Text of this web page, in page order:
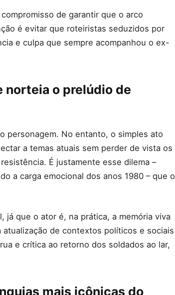
de garantir que o arco
é evitar que roteiristas seduzidos por
e culpa que sempre acompanhou o ex-
norteia o prelúdio de
personagem. No entanto, o simples ato
a temas atuais sem perder de vista os
É justamente esse dilema –
a carga emocional dos anos 1980 – que o
que o ator é, na prática, a memória viva
de contextos políticos e sociais
e crítica ao retorno dos soldados ao lar,
mais icônicas do